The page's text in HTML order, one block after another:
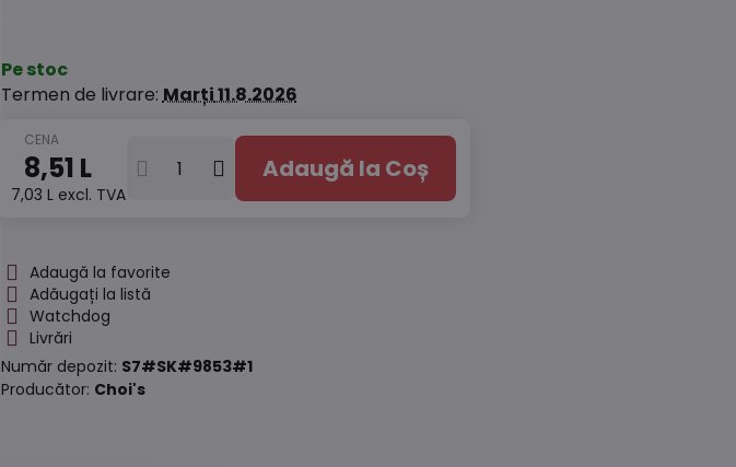
Pe stoc
Termen de livrare:Marți11.8.2026
8,51 L
7,03 L excl. TVA
Adaugă la Coș
Adaugă la favorite
Adăugați la listă
Watchdog
Livrări
Număr depozit: S7#SK#9853#1
Producător: Choi's